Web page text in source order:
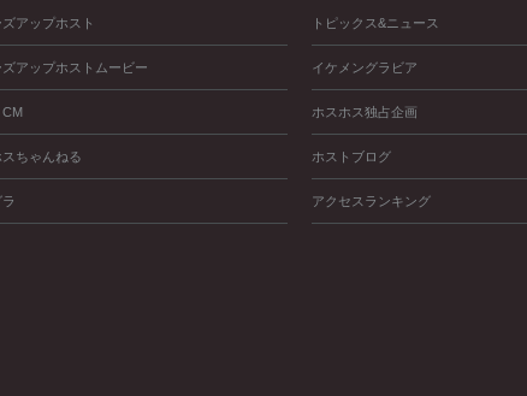
アップホスト
ズアップホストムービー
CM
スちゃんねる
トピックス&ニュース
イケメングラビア
ホスホス独占企画
ホストブログ
アクセスランキング